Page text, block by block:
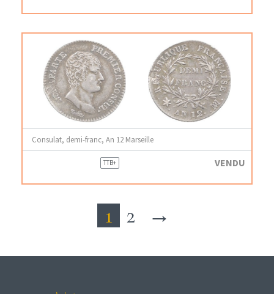
Consulat, demi-franc, An 12 Marseille
TTB+ VENDU
1 2 →